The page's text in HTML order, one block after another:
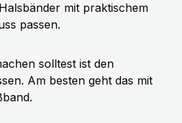
mit praktischem
passen.
solltest ist den
Am besten geht das mit